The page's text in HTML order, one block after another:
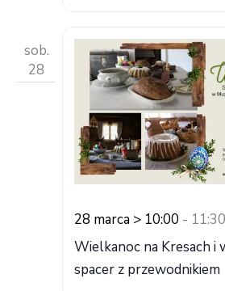
sob.
28
Wielkanoc na Kresach
spacer z przewodnikiem
28 marca > 10:00 - 11:30